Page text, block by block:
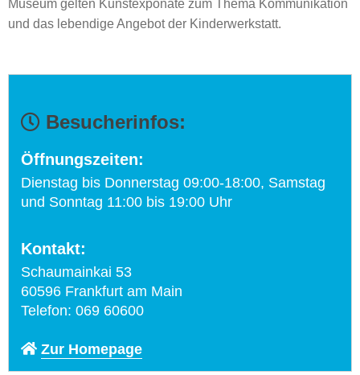
Museum gelten Kunstexponate zum Thema Kommunikation
und das lebendige Angebot der Kinderwerkstatt.
Besucherinfos:
Öffnungszeiten:
Dienstag bis Donnerstag 09:00-18:00, Samstag
und Sonntag 11:00 bis 19:00 Uhr
Kontakt:
Schaumainkai 53
60596 Frankfurt am Main
Telefon: 069 60600
Zur Homepage